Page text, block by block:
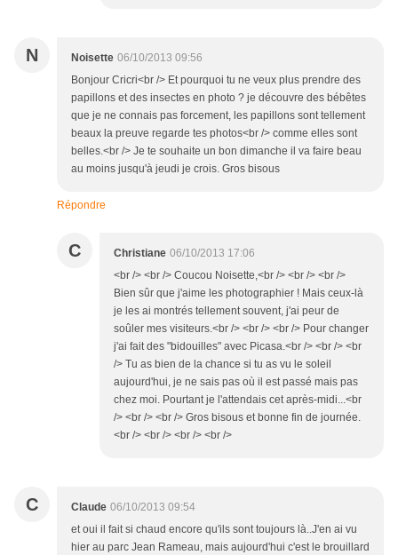
N Noisette 06/10/2013 09:56
Bonjour Cricri<br /> Et pourquoi tu ne veux plus prendre des
papillons et des insectes en photo ? je découvre des bébêtes
que je ne connais pas forcement, les papillons sont tellement
beaux la preuve regarde tes photos<br /> comme elles sont
belles.<br /> Je te souhaite un bon dimanche il va faire beau
au moins jusqu'à jeudi je crois. Gros bisous
Répondre
C Christiane 06/10/2013 17:06
<br /> <br /> Coucou Noisette,<br /> <br /> <br />
Bien sûr que j'aime les photographier ! Mais ceux-là
je les ai montrés tellement souvent, j'ai peur de
soûler mes visiteurs.<br /> <br /> <br /> Pour changer
j'ai fait des "bidouilles" avec Picasa.<br /> <br /> <br
/> Tu as bien de la chance si tu as vu le soleil
aujourd'hui, je ne sais pas où il est passé mais pas
chez moi. Pourtant je l'attendais cet après-midi...<br
/> <br /> <br /> Gros bisous et bonne fin de journée.
<br /> <br /> <br /> <br />
C Claude 06/10/2013 09:54
et oui il fait si chaud encore qu'ils sont toujours là..J'en ai vu
hier au parc Jean Rameau, mais aujourd'hui c'est le brouillard